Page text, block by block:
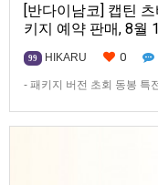
[반다이남코] 캡틴
키지 예약 판매, 8월
99 HIKARU 0
- 패키지 버전 초회 동봉 특
PlayStation®5, Nintendo